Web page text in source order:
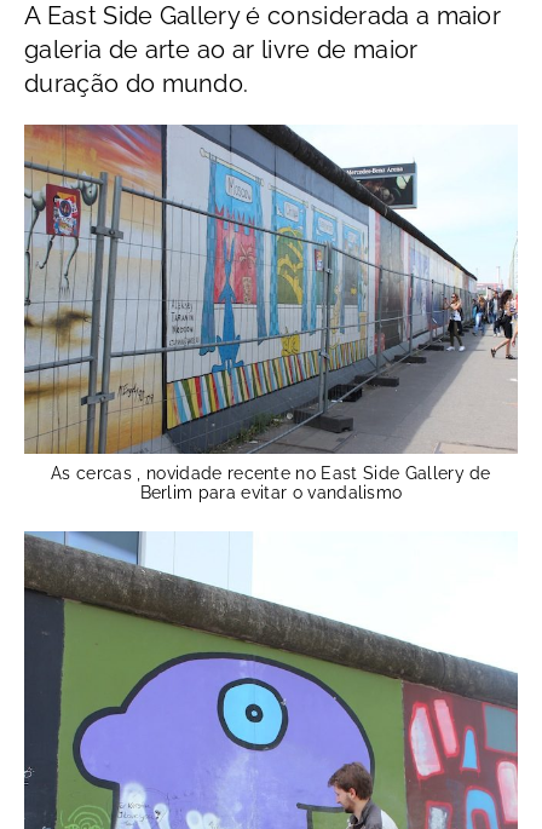
A East Side Gallery é considerada a maior
galeria de arte ao ar livre de maior
duração do mundo.
As cercas , novidade recente no East Side Gallery de
Berlim para evitar o vandalismo